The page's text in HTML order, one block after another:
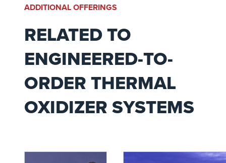
amplia variedad de
estrictas normativas
medioambientales.
ADDITIONAL OFFERINGS
RELATED TO
ENGINEERED-TO-
ORDER THERMAL
OXIDIZER SYSTEMS